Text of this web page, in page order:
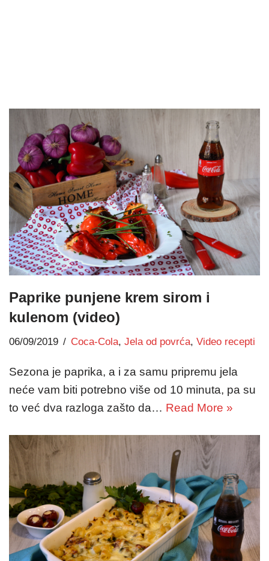
Paprike punjene krem sirom i
kulenom (video)
06/09/2019 Coca-Cola, Jela od povrća, Video recepti
Sezona je paprika, a i za samu pripremu jela
neće vam biti potrebno više od 10 minuta, pa su
to već dva razloga zašto da… Read More »